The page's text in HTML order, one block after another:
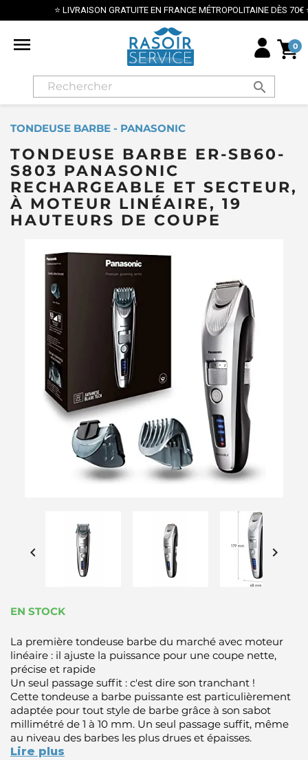
⭐ LIVRAISON GRATUITE EN FRANCE MÉTROPOLITAINE DÈS 70€ ⭐
 0
search
TONDEUSE BARBE - PANASONIC
TONDEUSE BARBE ER-SB60-
S803 PANASONIC
RECHARGEABLE ET SECTEUR,
À MOTEUR LINÉAIRE, 19
HAUTEURS DE COUPE
 
EN STOCK
La première tondeuse barbe du marché avec moteur
linéaire : il ajuste la puissance pour une coupe nette,
précise et rapide
Un seul passage suffit : c'est dire son tranchant !
Cette tondeuse a barbe puissante est particulièrement
adaptée pour tout style de barbe grâce à son sabot
millimétré de 1 à 10 mm. Un seul passage suffit, même
au niveau des barbes les plus drues et épaisses.
Lire plus